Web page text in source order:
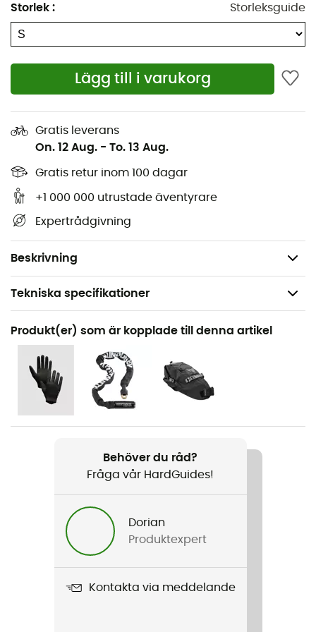
Storlek : Storleksguide
Lägg till i varukorg
Gratis leverans
On. 12 Aug. - To. 13 Aug.
Gratis retur inom 100 dagar
+1 000 000 utrustade äventyrare
Expertrådgivning
Beskrivning
Hög nötningsbeständighet
Bakre meshpanel med hög luftcirkulation och
bunden kant
Sömlösa elastiska hängslen
Reflekterande trycköverföringar
Elastiskt fållband med tryckt silikongrepp
UPF50+
3D termoformad multidensitetskudde, tillverkad av
Vikt: 202 g
Tekniska specifikationer
Rekommenderad för
Cykel / Landsvägscyklar
Vikt
Team Bib Evo
Använd teknologi
Produkt(er) som är kopplade till denna artikel
Behöver du råd?
Fråga vår HardGuides!
Dorian
Produktexpert
Kontakta via meddelande